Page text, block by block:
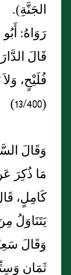
الجَنَّةِ).
رَوَاهُ:
قَالَ
فُلَيْحٍ،
(13/400)
وَقَالَ
مَا ذُكِرَ
كَامِلٍ،
يَتَنَاوَلُ
وَقَالَ
ثَمَانٍ